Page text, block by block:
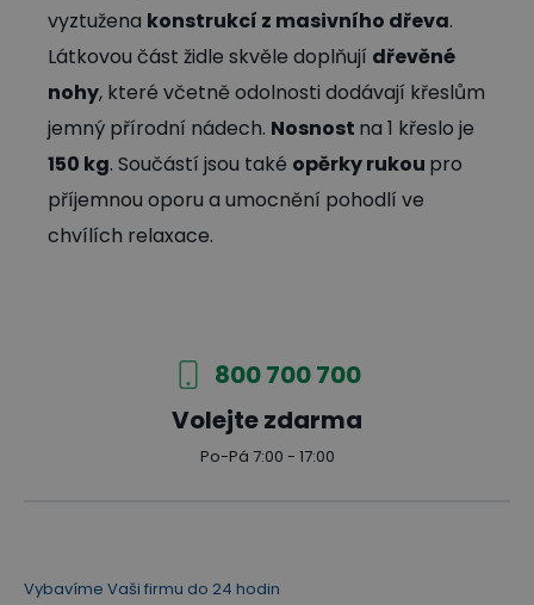
vyztužena konstrukcí z masivního dřeva.
Látkovou část židle skvěle doplňují dřevěné
nohy, které včetně odolnosti dodávají křeslům
jemný přírodní nádech. Nosnost na 1 křeslo je
150 kg. Součástí jsou také opěrky rukou pro
příjemnou oporu a umocnění pohodlí ve
chvílích relaxace.
800 700 700
Volejte zdarma
Po-Pá 7:00 - 17:00
Vybavíme Vaši firmu do 24 hodin